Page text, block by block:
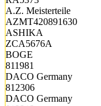
A.Z. Meisterteile
AZMT420891630
ASHIKA
ZCA5676A
BOGE
811981
DACO Germany
812306
DACO Germany